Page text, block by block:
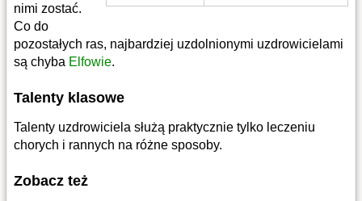
nimi zostać.
Co do
pozostałych ras, najbardziej uzdolnionymi uzdrowicielami
są chyba Elfowie.
Talenty klasowe
Talenty uzdrowiciela służą praktycznie tylko leczeniu
chorych i rannych na różne sposoby.
Zobacz też